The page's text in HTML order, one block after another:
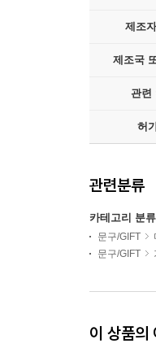
제조
제조국
관련
허
관련분류
카테고리 분류
문구/GIFT
문구/GIFT
이 상품의